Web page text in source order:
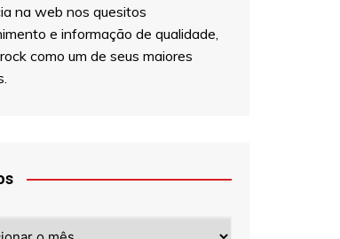
na web nos quesitos
e informação de qualidade,
como um de seus maiores